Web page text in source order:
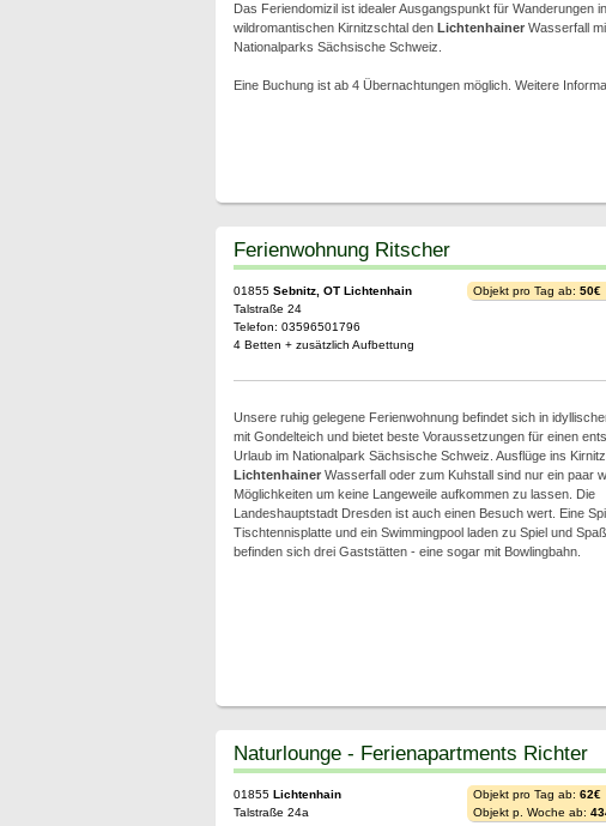
Das Feriendomizil ist idealer Ausgangspunkt für Wanderungen
wildromantischen Kirnitzschtal den LichtenhainerWasserfall
Nationalparks Sächsische Schweiz.
Eine Buchung ist ab 4 Übernachtungen möglich. Weitere
Ferienwohnung Ritscher
01855 Sebnitz, OT Lichtenhain
Talstraße 24
Telefon: 03596501796
4 Betten + zusätzlich Aufbettung
Objekt pro Tag ab: 50€
Unsere ruhig gelegene Ferienwohnung befindet sich in
mit Gondelteich und bietet beste Voraussetzungen für einen
Urlaub im Nationalpark Sächsische Schweiz. Ausflüge ins
LichtenhainerWasserfall oder zum Kuhstall sind nur ein paar
Möglichkeiten um keine Langeweile aufkommen zu lassen. Die
Landeshauptstadt Dresden ist auch einen Besuch wert. Eine
Tischtennisplatte und ein Swimmingpool laden zu Spiel und
befinden sich drei Gaststätten - eine sogar mit Bowlingbahn.
Naturlounge - Ferienapartments Richter
01855 Lichtenhain
Talstraße 24a
Objekt pro Tag ab: 62€
Objekt p. Woche ab: